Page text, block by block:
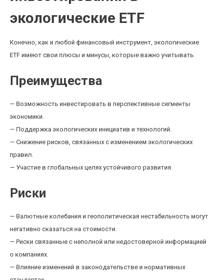
экологические ETF
Конечно, как и любой финансовый инструмент, экологические
ETF имеют свои плюсы и минусы, которые важно учитывать.
Преимущества
— Возможность инвестировать в перспективные сегменты
экономики.
— Поддержка экологических инициатив и технологий.
— Снижение рисков, связанных с изменением экологических
правил.
— Участие в глобальных целях устойчивого развития.
Риски
— Валютные колебания и геополитическая нестабильность могут
негативно сказаться на стоимости.
— Риски связанные с неполной или недостоверной информацией
о компаниях.
— Влияние изменений в законодательстве и нормативных